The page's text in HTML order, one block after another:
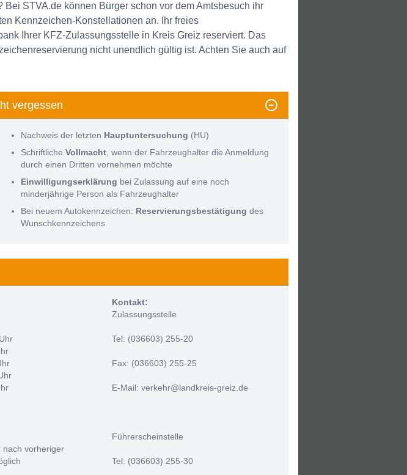
STVA.de können Bürger schon vor dem Amtsbesuch ihr
Kennzeichen-Konstellationen an. Ihr freies
Ihrer KFZ-Zulassungsstelle in Kreis Greiz reserviert. Das
nicht unendlich gültig ist. Achten Sie auch auf
vergessen
Nachweis der letzten Hauptuntersuchung (HU)
Schriftliche Vollmacht , wenn der Fahrzeughalter die Anmeldung
durch einen Dritten vornehmen möchte
Einwilligungserklärung bei Zulassung auf eine noch
minderjährige Person als Fahrzeughalter
Bei neuem Autokennzeichen: Reservierungsbestätigung des
Wunschkennzeichens
nach vorheriger
Kontakt:
Zulassungsstelle
Tel: (036603) 255-20
Fax: (036603) 255-25
E-Mail: verkehr@landkreis-greiz.de
Führerscheinstelle
Tel: (036603) 255-30